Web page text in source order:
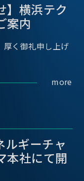
】横浜テク
案内
く御礼申し上げ
more
ルギーチャ
本社にて開